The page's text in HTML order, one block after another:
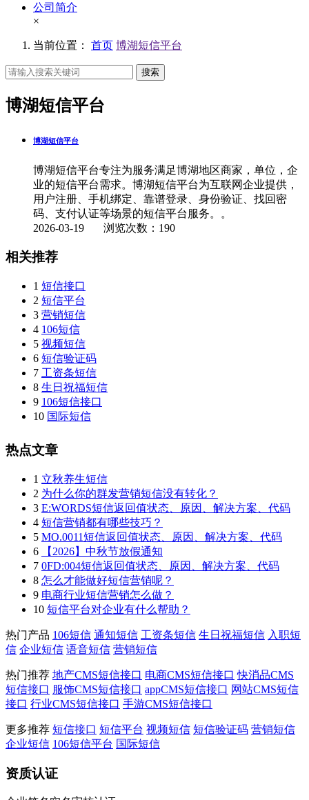
公司简介
×
当前位置： 首页 博湖短信平台
搜索
博湖短信平台
博湖短信平台
博湖短信平台专注为服务满足博湖地区商家，单位，企
业的短信平台需求。博湖短信平台为互联网企业提供，
用户注册、手机绑定、靠谱登录、身份验证、找回密
码、支付认证等场景的短信平台服务。。
2026-03-19 浏览次数：190
相关推荐
1 短信接口
2 短信平台
3 营销短信
4 106短信
5 视频短信
6 短信验证码
7 工资条短信
8 生日祝福短信
9 106短信接口
10 国际短信
热点文章
1 立秋养生短信
2 为什么你的群发营销短信没有转化？
3 E:WORDS短信返回值状态、原因、解决方案、代码
4 短信营销都有哪些技巧？
5 MO.0011短信返回值状态、原因、解决方案、代码
6
【2026】中秋节放假通知
7 0FD:004短信返回值状态、原因、解决方案、代码
8 怎么才能做好短信营销呢？
9 电商行业短信营销怎么做？
10 短信平台对企业有什么帮助？
热门产品 106短信 通知短信 工资条短信 生日祝福短信 入职短
信 企业短信 语音短信 营销短信
热门推荐 地产CMS短信接口 电商CMS短信接口 快消品CMS
短信接口 服饰CMS短信接口 appCMS短信接口 网站CMS短信
接口 行业CMS短信接口 手游CMS短信接口
更多推荐 短信接口 短信平台 视频短信 短信验证码 营销短信
企业短信 106短信平台 国际短信
资质认证